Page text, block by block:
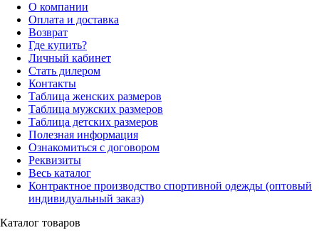
О компании
Оплата и доставка
Возврат
Где купить?
Личный кабинет
Стать дилером
Контакты
Таблица женских размеров
Таблица мужских размеров
Таблица детских размеров
Полезная информация
Ознакомиться с договором
Реквизиты
Весь каталог
Контрактное производство спортивной одежды (оптовый
индивидуальный заказ)
Каталог товаров